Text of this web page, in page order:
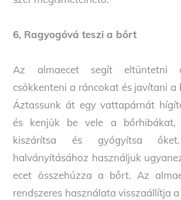
6, Ragyogóvá teszi a bőrt
Az almaecet segít eltüntetni
csökkenteni a ráncokat és javítani a
Áztassunk át egy vattapárnát
és kenjük be vele a
kiszárítsa és gyógyítsa
halványításához használjuk
ecet összehúzza a bőrt. Az
rendszeres használata visszaállítja